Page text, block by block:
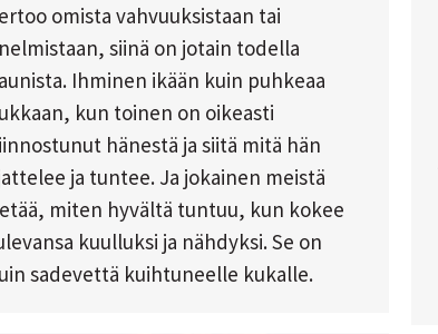
omista vahvuuksistaan tai
siinä on jotain todella
Ihminen ikään kuin puhkeaa
kun toinen on oikeasti
hänestä ja siitä mitä hän
ja tuntee. Ja jokainen meistä
miten hyvältä tuntuu, kun kokee
kuulluksi ja nähdyksi. Se on
sadevettä kuihtuneelle kukalle.